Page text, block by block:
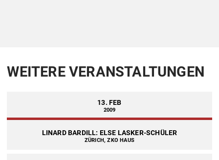
WEITERE VERANSTALTUNGEN
13. FEB
2009
LINARD BARDILL: ELSE LASKER-SCHÜLER
ZÜRICH, ZKO HAUS